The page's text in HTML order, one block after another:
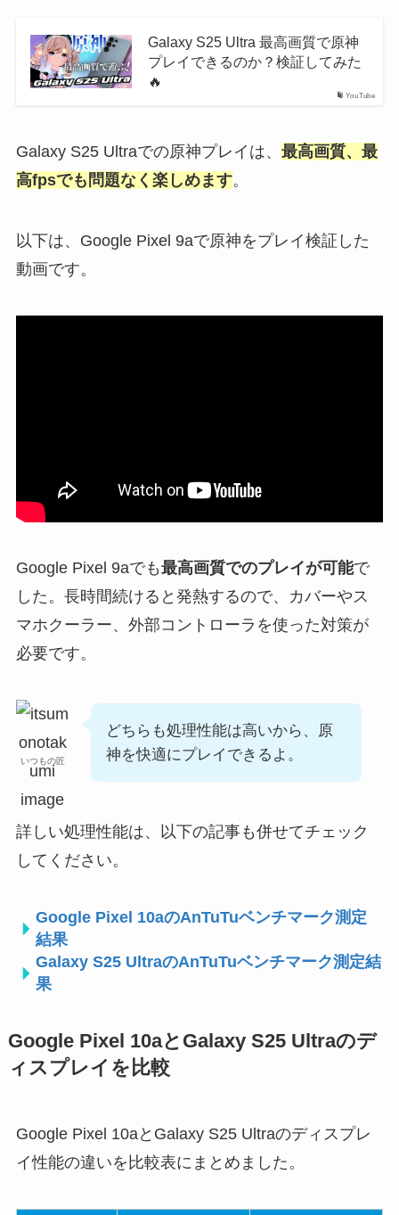
YouTube
Galaxy S25 Ultra 最高画質で原神
プレイできるのか？検証してみた
🔥
Galaxy S25 Ultraでの原神プレイは、 最高画質、最
高fpsでも問題なく楽しめます。
以下は、Google Pixel 9aで原神をプレイ検証した
動画です。
Google Pixel 9aでも最高画質でのプレイが可能で
した。長時間続けると発熱するので、カバーやス
マホクーラー、外部コントローラを使った対策が
必要です。
いつもの匠
どちらも処理性能は高いから、原
神を快適にプレイできるよ。
詳しい処理性能は、以下の記事も併せてチェック
してください。
Google Pixel 10aのAnTuTuベンチマーク測定
結果
Galaxy S25 UltraのAnTuTuベンチマーク測定結
果
Google Pixel 10aとGalaxy S25 Ultraのデ
ィスプレイを比較
Google Pixel 10aとGalaxy S25 Ultraのディスプレ
イ性能の違いを比較表にまとめました。